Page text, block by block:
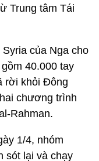
Trung tâm Tái
của Nga cho
40.000 tay
rời khỏi Đông
chương trình
Rahman.
1/4, nhóm
sót lại và chạy